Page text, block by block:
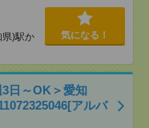
県)駅か
気になる！
日～OK＞愛知
アルバ